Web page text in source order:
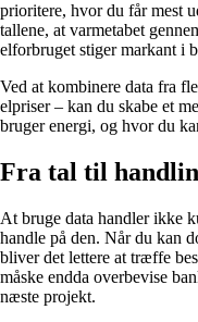
prioritere, hvor du får mest
tallene, at varmetabet
elforbruget stiger markant i
Ved at kombinere data fra
elpriser – kan du skabe et
bruger energi, og hvor du
Fra tal til
At bruge data handler ikke
handle på den. Når du kan
bliver det lettere at træffe
måske endda overbevise
næste projekt.